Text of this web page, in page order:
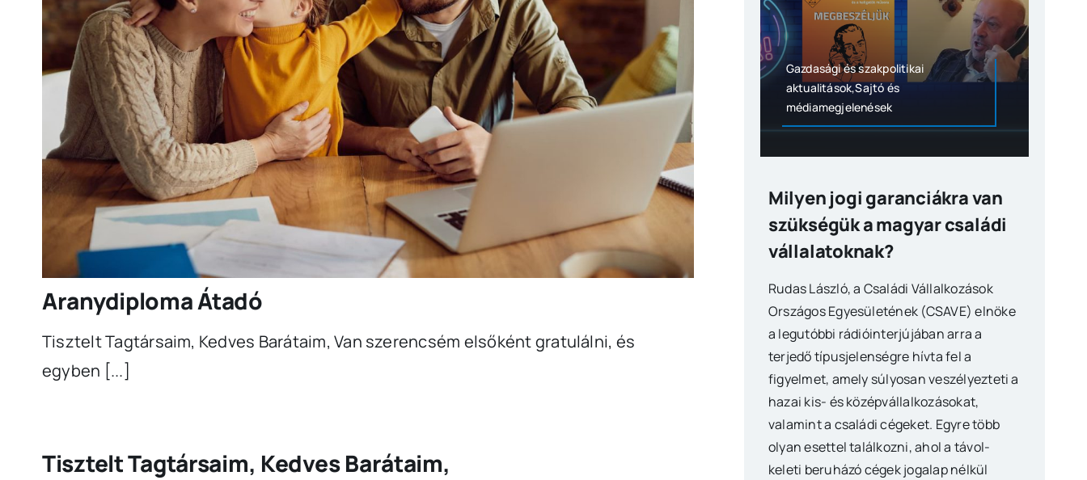
Aranydiploma Átadó
Tisztelt Tagtársaim, Kedves Barátaim, Van szerencsém elsőként gratulálni, és
egyben [...]
Tisztelt Tagtársaim, Kedves Barátaim,
Gazdasági és szakpolitikai
aktualitások,Sajtó és
médiamegjelenések
Milyen jogi garanciákra van
szükségük a magyar családi
vállalatoknak?
Rudas László, a Családi Vállalkozások
Országos Egyesületének (CSAVE) elnöke
a legutóbbi rádióinterjújában arra a
terjedő típusjelenségre hívta fel a
figyelmet, amely súlyosan veszélyezteti a
hazai kis- és középvállalkozásokat,
valamint a családi cégeket. Egyre több
olyan esettel találkozni, ahol a távol-
keleti beruházó cégek jogalap nélkül